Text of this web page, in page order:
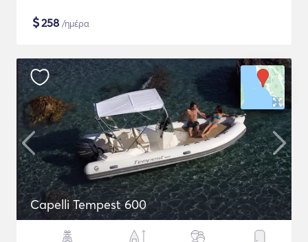
$258 /ημέρα
Capelli Tempest 600